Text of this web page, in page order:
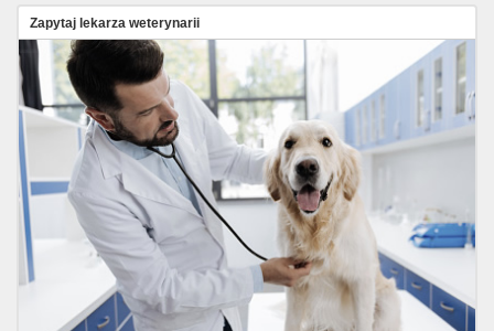
Zapytaj lekarza weterynarii